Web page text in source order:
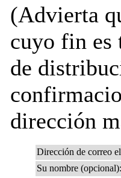
(Advierta
cuyo fin es
de
dirección
Dirección de correo
Su nombre (opcional):